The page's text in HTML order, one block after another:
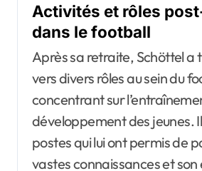
Activités et rôles
dans le football
Après sa retraite, Schöttel a
vers divers rôles au sein du
concentrant sur
développement des jeunes.
postes qui lui ont permis de
vastes connaissances et